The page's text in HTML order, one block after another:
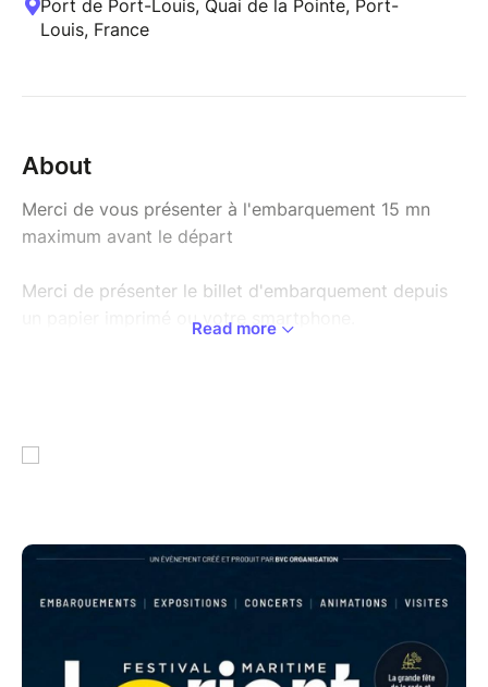
Port de Port-Louis, Quai de la Pointe, Port-
Louis, France
About
Merci de vous présenter à l'embarquement 15 mn
maximum avant le départ
Merci de présenter le billet d'embarquement depuis
un papier imprimé ou votre smartphone.
important que l'identité de chaque détenteur de billet
Le capitaine peut décider à la dernière minute
remboursée. L’organisateur se réserve le droit de
Read more